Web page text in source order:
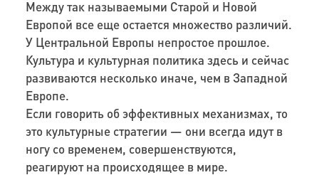
Между так называемыми Старой и Новой
Европой все еще остается множество различий.
У Центральной Европы непростое прошлое.
Культура и культурная политика здесь и сейчас
развиваются несколько иначе, чем в Западной
Европе.
Если говорить об эффективных механизмах, то
это культурные стратегии — они всегда идут в
ногу со временем, совершенствуются,
реагируют на происходящее в мире.